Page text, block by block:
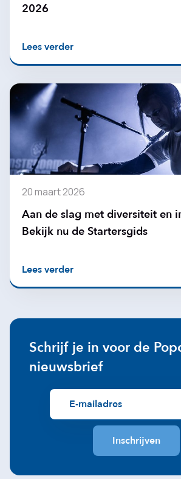
2026
Lees verder
20 maart 2026
Aan de slag met diversiteit en
Bekijk nu de Startersgids
Lees verder
Schrijf je in voor de
nieuwsbrief